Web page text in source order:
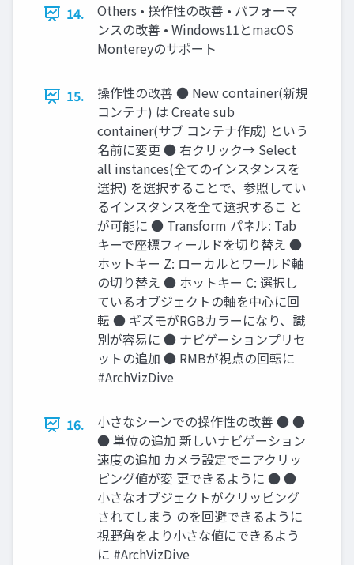
14.
Others • 操作性の改善 • パフォーマ
ンスの改善 • Windows11とmacOS
Montereyのサポート
15.
操作性の改善 ● New container(新規
コンテナ) は Create sub
container(サブ コンテナ作成) という
名前に変更 ● 右クリック→ Select
all instances(全てのインスタンスを
選択) を選択することで、参照してい
るインスタンスを全て選択するこ と
が可能に ● Transform パネル: Tab
キーで座標フィールドを切り替え ●
ホットキー Z: ローカルとワールド軸
の切り替え ● ホットキー C: 選択し
ているオブジェクトの軸を中心に回
転 ● ギズモがRGBカラーになり、識
別が容易に ● ナビゲーションプリセ
ットの追加 ● RMBが視点の回転に
#ArchVizDive
16.
小さなシーンでの操作性の改善 ● ●
● 単位の追加 新しいナビゲーション
速度の追加 カメラ設定でニアクリッ
ピング値が変 更できるように ● ●
小さなオブジェクトがクリッピング
されてしまう のを回避できるように
視野角をより小さな値にできるよう
に #ArchVizDive